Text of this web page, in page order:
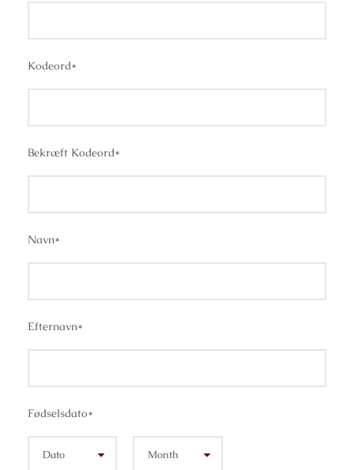
Kodeord*
Bekræft Kodeord*
Navn*
Efternavn*
Fødselsdato*